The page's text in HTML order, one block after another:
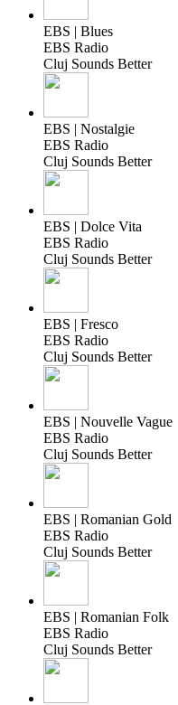
EBS | Blues
EBS Radio
Cluj Sounds Better
EBS | Nostalgie
EBS Radio
Cluj Sounds Better
EBS | Dolce Vita
EBS Radio
Cluj Sounds Better
EBS | Fresco
EBS Radio
Cluj Sounds Better
EBS | Nouvelle Vague
EBS Radio
Cluj Sounds Better
EBS | Romanian Gold
EBS Radio
Cluj Sounds Better
EBS | Romanian Folk
EBS Radio
Cluj Sounds Better